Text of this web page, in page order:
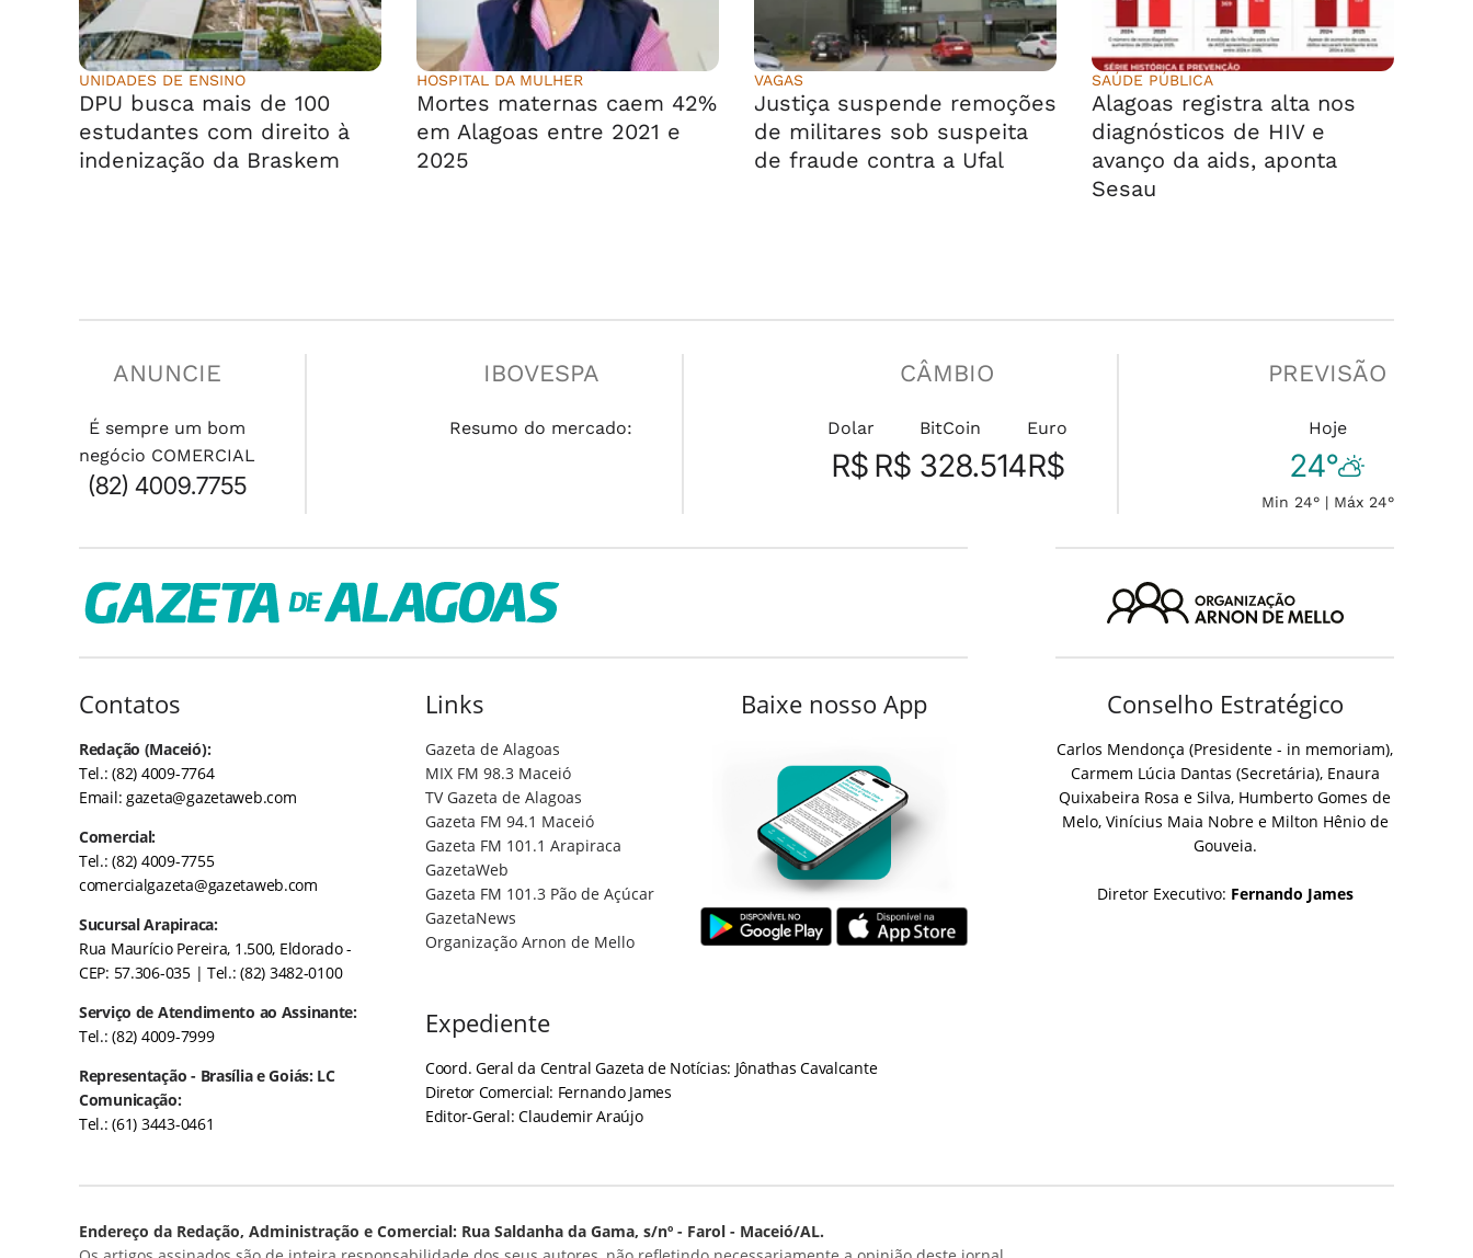
UNIDADES DE ENSINO
DPU busca mais de 100
estudantes com direito à
indenização da Braskem
HOSPITAL DA MULHER
Mortes maternas caem 42%
em Alagoas entre 2021 e
2025
VAGAS
Justiça suspende remoções
de militares sob suspeita
de fraude contra a Ufal
SAÚDE PÚBLICA
Alagoas registra alta nos
diagnósticos de HIV e
avanço da aids, aponta
Sesau
ANUNCIE
É sempre um bom
negócio COMERCIAL
(82) 4009.7755
IBOVESPA
Resumo do mercado:
CÂMBIO
Dolar
R$
BitCoin
R$ 328.514
Euro
R$
PREVISÃO
Hoje
24°
Min 24° | Máx 24°
Contatos
Redação (Maceió):
Tel.: (82) 4009-7764
Email:gazeta@gazetaweb.com
Comercial:
Tel.: (82) 4009-7755
comercialgazeta@gazetaweb.com
Sucursal Arapiraca:
Rua Maurício Pereira, 1.500, Eldorado -
CEP: 57.306-035 | Tel.: (82) 3482-0100
Serviço de Atendimento ao Assinante:
Tel.: (82) 4009-7999
Representação - Brasília e Goiás: LC
Comunicação:
Tel.: (61) 3443-0461
Links
Gazeta de Alagoas
MIX FM 98.3 Maceió
TV Gazeta de Alagoas
Gazeta FM 94.1 Maceió
Gazeta FM 101.1 Arapiraca
GazetaWeb
Gazeta FM 101.3 Pão de Açúcar
GazetaNews
Organização Arnon de Mello
Expediente
Coord. Geral da Central Gazeta de Notícias: Jônathas Cavalcante
Diretor Comercial: Fernando James
Editor-Geral: Claudemir Araújo
Baixe nosso App Conselho Estratégico
Carlos Mendonça (Presidente - in memoriam),
Carmem Lúcia Dantas (Secretária), Enaura
Quixabeira Rosa e Silva, Humberto Gomes de
Melo, Vinícius Maia Nobre e Milton Hênio de
Gouveia.
Diretor Executivo: Fernando James
Endereço da Redação, Administração e Comercial: Rua Saldanha da Gama, s/nº - Farol - Maceió/AL.